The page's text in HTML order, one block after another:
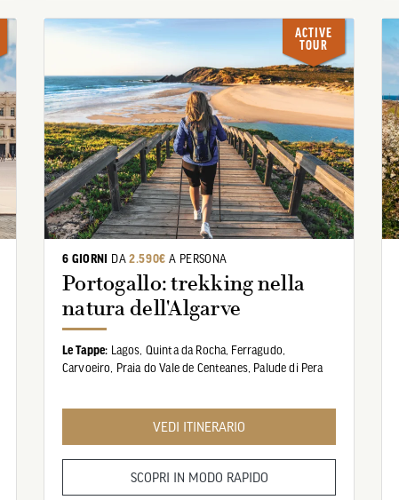
ACTIVE
TOUR
6 GIORNI DA2.590€ A PERSONA
Portogallo: trekking nella
natura dell'Algarve
Le Tappe: Lagos, Quinta da Rocha, Ferragudo,
Carvoeiro,
Praia do Vale de Centeanes, Palude di Pera
VEDI ITINERARIO
SCOPRI IN MODO RAPIDO